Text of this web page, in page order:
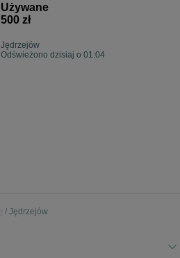
Używane
500 zł
Jędrzejów
Odświeżono dzisiaj o 01:04
Jędrzejów